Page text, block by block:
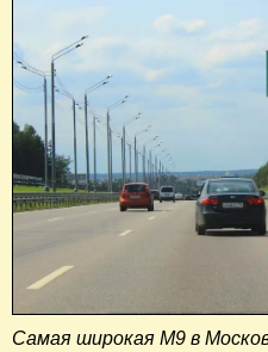
Самая широкая М9 в